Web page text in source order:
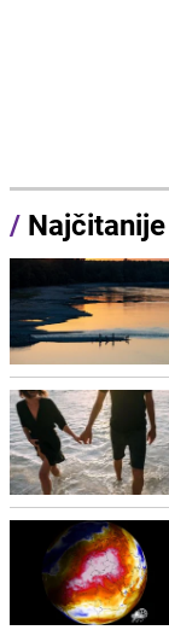
/ Najčitanije